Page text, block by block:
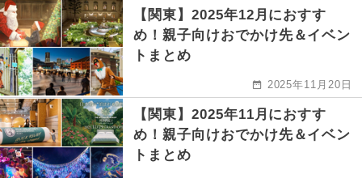
【関東】2025年12月におすす
め！親子向けおでかけ先＆イベン
トまとめ
2025年11月20日
【関東】2025年11月におすす
め！親子向けおでかけ先＆イベン
トまとめ